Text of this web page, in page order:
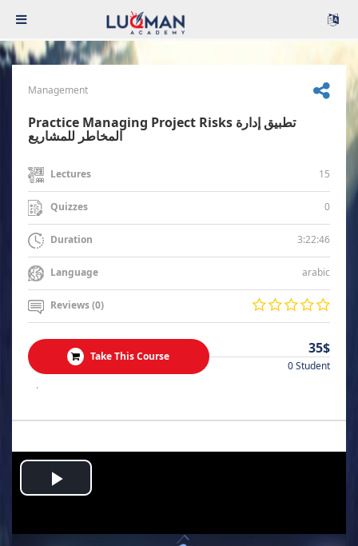
Management
Practice Managing Project Risks تطبيق إدارة
المخاطر للمشاريع
Lectures 15
Quizzes 0
Duration 3:22:46
Language arabic
Reviews (0)
Take This Course 35$
0 Student
.
Play
Video